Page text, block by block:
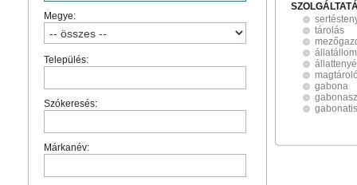
Megye:
Település:
Szókeresés:
Márkanév:
tárolás
gabona